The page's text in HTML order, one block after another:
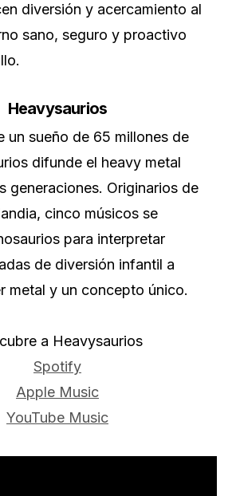
diversión y acercamiento al
sano, seguro y proactivo
Heavysaurios
un sueño de 65 millones de
difunde el heavy metal
generaciones. Originarios de
cinco músicos se
para interpretar
de diversión infantil a
metal y un concepto único.
a Heavysaurios
Spotify
Apple Music
YouTube Music